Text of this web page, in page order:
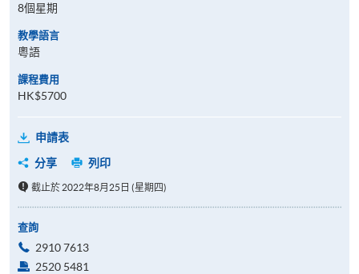
8個星期
教學語言
粵語
課程費用
HK$5700
申請表
分享
列印
截止於 2022年8月25日 (星期四)
查詢
2910 7613
2520 5481